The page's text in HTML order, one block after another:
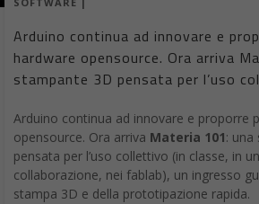
Arduino continua ad innovare e
hardware opensource. Ora arriva
stampante 3D pensata per l’uso
Arduino continua ad innovare e proporre
opensource. Ora arriva Materia 101: una
pensata per l’uso collettivo (in classe, in
collaborazione, nei fablab), un ingresso
stampa 3D e della prototipazione rapida.